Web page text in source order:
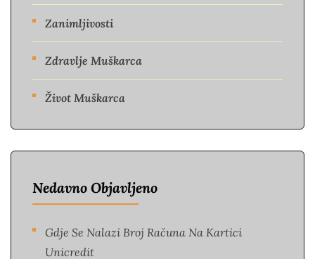
Zanimljivosti
Zdravlje Muškarca
Život Muškarca
Nedavno Objavljeno
Gdje Se Nalazi Broj Računa Na Kartici
Unicredit